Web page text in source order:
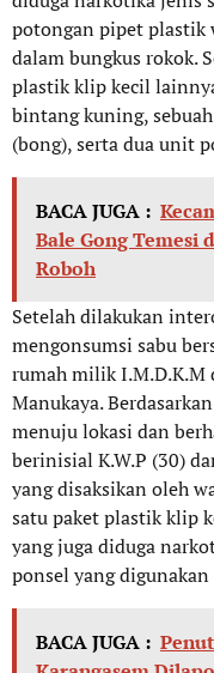
potongan pipet plastik
dalam bungkus rokok.
plastik klip kecil
bintang kuning,
(bong), serta dua unit
BACA JUGA :
Bale Gong Temesi
Roboh
Setelah dilakukan
mengonsumsi sabu
rumah milik I.M.D.K.M
Manukaya.
menuju lokasi dan
berinisial K.W.P (30)
yang disaksikan oleh
satu paket plastik klip
yang juga diduga
ponsel yang digunakan
BACA JUGA :